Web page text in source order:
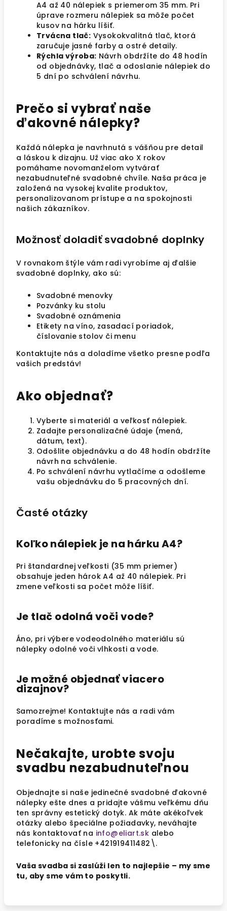
A4 až 40 nálepiek s priemerom 35 mm. Pri
úprave rozmeru nálepiek sa môže počet
kusov na hárku líšiť.
Trvácna tlač: Vysokokvalitná tlač, ktorá
zaručuje jasné farby a ostré detaily.
Rýchla výroba: Návrh obdržíte do 48 hodín
od objednávky, tlač a odoslanie nálepiek do
5 dní po schválení návrhu.
Prečo si vybrať naše
ďakovné nálepky?
Každá nálepka je navrhnutá s vášňou pre detail
a láskou k dizajnu. Už viac ako X rokov
pomáhame novomanželom vytvárať
nezabudnuteľné svadobné chvíle. Naša práca je
založená na vysokej kvalite produktov,
personalizovanom prístupe a na spokojnosti
našich zákazníkov.
Možnosť doladiť svadobné doplnky
V rovnakom štýle vám radi vyrobíme aj ďalšie
svadobné doplnky, ako sú:
Svadobné menovky
Pozvánky ku stolu
Svadobné oznámenia
Etikety na víno, zasadací poriadok,
číslovanie stolov či menu
Kontaktujte nás a doladíme všetko presne podľa
vašich predstáv!
Ako objednať?
Vyberte si materiál a veľkosť nálepiek.
Zadajte personalizačné údaje (mená,
dátum, text).
Odošlite objednávku a do 48 hodín obdržíte
návrh na schválenie.
Po schválení návrhu vytlačíme a odošleme
vašu objednávku do 5 pracovných dní.
Časté otázky
Koľko nálepiek je na hárku A4?
Pri štandardnej veľkosti (35 mm priemer)
obsahuje jeden hárok A4 až 40 nálepiek. Pri
zmene veľkosti sa počet môže líšiť.
Je tlač odolná voči vode?
Áno, pri výbere vodeodolného materiálu sú
nálepky odolné voči vlhkosti a vode.
Je možné objednať viacero
dizajnov?
Samozrejme! Kontaktujte nás a radi vám
poradíme s možnosťami.
Nečakajte, urobte svoju
svadbu nezabudnuteľnou
Objednajte si naše jedinečné svadobné ďakovné
nálepky ešte dnes a pridajte vášmu veľkému dňu
ten správny estetický dotyk. Ak máte akékoľvek
otázky alebo špeciálne požiadavky, neváhajte
nás kontaktovať na info@eliart.sk alebo
telefonicky na čísle +421919411482\.
Vaša svadba si zaslúži len to najlepšie – my sme
tu, aby sme vám to poskytli.